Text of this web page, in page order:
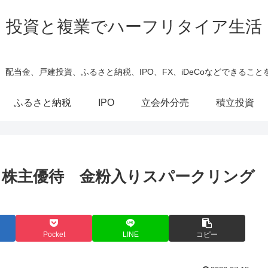
投資と複業でハーフリタイア生活
配当金、戸建投資、ふるさと納税、IPO、FX、iDeCoなどできること
ふるさと納税 IPO 立会外分売 積立投資
主優待 金粉入りスパークリング
Pocket LINE コピー